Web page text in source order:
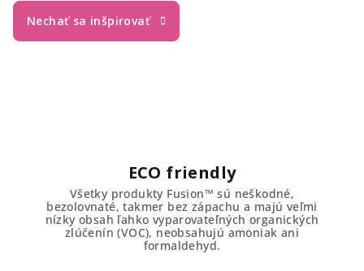
Vám vystačí na 7m², čo predstavuje jednu väčšiu
komodu v 2 vrstvách. Minerálne farby Fusion sú
vodeodolné a obsahujú UV filter takže sú vhodné aj do
Nechať sa inšpirovať
ECO friendly
Všetky produkty Fusion™ sú neškodné,
bezolovnaté, takmer bez zápachu a majú veľmi
nízky obsah ľahko vyparovateľných organických
zlúčenín (VOC), neobsahujú amoniak ani
formaldehyd.